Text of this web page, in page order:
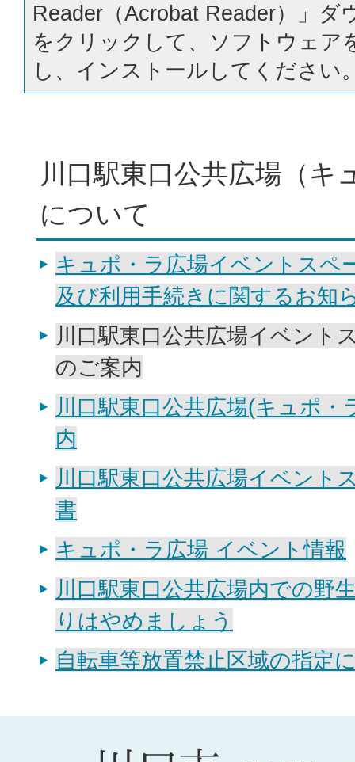
Reader（Acrobat Reader）」ダ
をクリックして、ソフトウェア
し、インストールしてください
川口駅東口公共広場（キ
について
キュポ・ラ広場イベントスペ
及び利用手続きに関するお知
川口駅東口公共広場イベント
のご案内
川口駅東口公共広場(キュポ・
内
川口駅東口公共広場イベント
書
キュポ・ラ広場 イベント情報
川口駅東口公共広場内での野
りはやめましょう
自転車等放置禁止区域の指定